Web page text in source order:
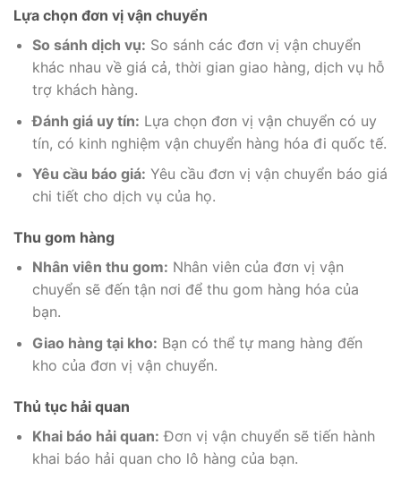
Lựa chọn đơn vị vận chuyển
So sánh dịch vụ: So sánh các đơn vị vận chuyển
khác nhau về giá cả, thời gian giao hàng, dịch vụ hỗ
trợ khách hàng.
Đánh giá uy tín: Lựa chọn đơn vị vận chuyển có uy
tín, có kinh nghiệm vận chuyển hàng hóa đi quốc tế.
Yêu cầu báo giá: Yêu cầu đơn vị vận chuyển báo giá
chi tiết cho dịch vụ của họ.
Thu gom hàng
Nhân viên thu gom: Nhân viên của đơn vị vận
chuyển sẽ đến tận nơi để thu gom hàng hóa của
bạn.
Giao hàng tại kho: Bạn có thể tự mang hàng đến
kho của đơn vị vận chuyển.
Thủ tục hải quan
Khai báo hải quan: Đơn vị vận chuyển sẽ tiến hành
khai báo hải quan cho lô hàng của bạn.